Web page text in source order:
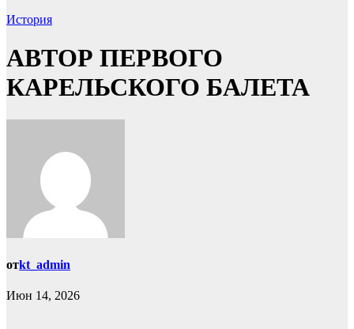
История
АВТОР ПЕРВОГО
КАРЕЛЬСКОГО БАЛЕТА
отkt_admin
Июн 14, 2026